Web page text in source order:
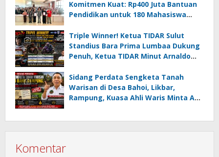
Komitmen Kuat: Rp400 Juta Bantuan
Pendidikan untuk 180 Mahasiswa
Triple Winner! Ketua TIDAR Sulut
Standius Bara Prima Lumbaa Dukung
Penuh, Ketua TIDAR Minut Arnaldo
05 MC JOE Sapu Bersih Tiga Gelar
Juara Umum
Sidang Perdata Sengketa Tanah
Warisan di Desa Bahoi, Likbar,
Rampung, Kuasa Ahli Waris Minta APH
Komentar